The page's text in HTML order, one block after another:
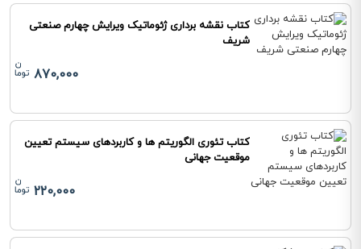
کتاب نقشه برداری ژئوماتیک ویرایش چهارم صنعتی
شریف
870,000
کتاب تئوری الگوریتم ها و کاربردهای سیستم تعیین
موقعیت جهانی
220,000